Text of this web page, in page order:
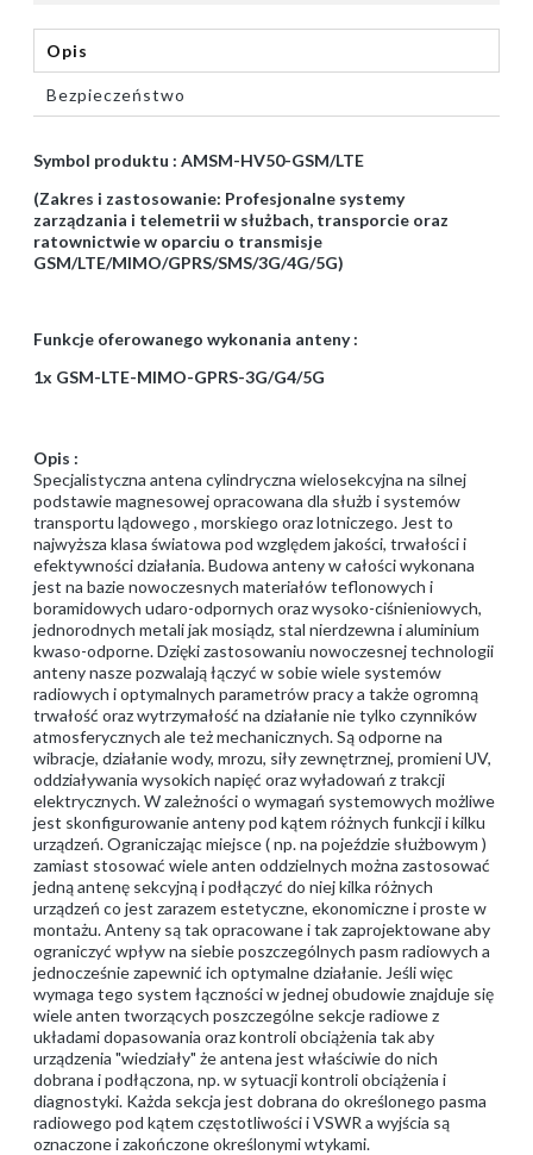
Opis
Bezpieczeństwo
Symbol produktu : AMSM-HV50-GSM/LTE
(Zakres i zastosowanie: Profesjonalne systemy
zarządzania i telemetrii w służbach, transporcie oraz
ratownictwie w oparciu o transmisje
GSM/LTE/MIMO/GPRS/SMS/3G/4G/5G)
Funkcje oferowanego wykonania anteny :
1x GSM-LTE-MIMO-GPRS-3G/G4/5G
Opis :
Specjalistyczna antena cylindryczna wielosekcyjna na silnej
podstawie magnesowej opracowana dla służb i systemów
transportu lądowego , morskiego oraz lotniczego. Jest to
najwyższa klasa światowa pod względem jakości, trwałości i
efektywności działania. Budowa anteny w całości wykonana
jest na bazie nowoczesnych materiałów teflonowych i
boramidowych udaro-odpornych oraz wysoko-ciśnieniowych,
jednorodnych metali jak mosiądz, stal nierdzewna i aluminium
kwaso-odporne. Dzięki zastosowaniu nowoczesnej technologii
anteny nasze pozwalają łączyć w sobie wiele systemów
radiowych i optymalnych parametrów pracy a także ogromną
trwałość oraz wytrzymałość na działanie nie tylko czynników
atmosferycznych ale też mechanicznych. Są odporne na
wibracje, działanie wody, mrozu, siły zewnętrznej, promieni UV,
oddziaływania wysokich napięć oraz wyładowań z trakcji
elektrycznych. W zależności o wymagań systemowych możliwe
jest skonfigurowanie anteny pod kątem różnych funkcji i kilku
urządzeń. Ograniczając miejsce ( np. na pojeździe służbowym )
zamiast stosować wiele anten oddzielnych można zastosować
jedną antenę sekcyjną i podłączyć do niej kilka różnych
urządzeń co jest zarazem estetyczne, ekonomiczne i proste w
montażu. Anteny są tak opracowane i tak zaprojektowane aby
ograniczyć wpływ na siebie poszczególnych pasm radiowych a
jednocześnie zapewnić ich optymalne działanie. Jeśli więc
wymaga tego system łączności w jednej obudowie znajduje się
wiele anten tworzących poszczególne sekcje radiowe z
układami dopasowania oraz kontroli obciążenia tak aby
urządzenia "wiedziały" że antena jest właściwie do nich
dobrana i podłączona, np. w sytuacji kontroli obciążenia i
diagnostyki. Każda sekcja jest dobrana do określonego pasma
radiowego pod kątem częstotliwości i VSWR a wyjścia są
oznaczone i zakończone określonymi wtykami.